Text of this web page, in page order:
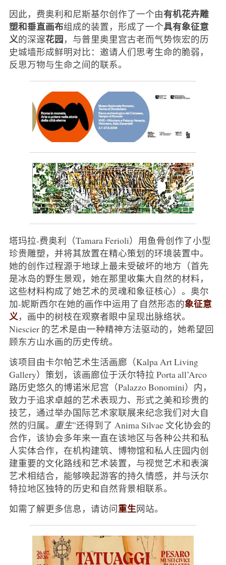
因此，费奥利和尼斯基尔创作了一个由有机花卉雕
塑和垂直画布组成的装置，形成了一个具有象征意
义的深邃花园，与普里奥里宫古老而气势恢宏的历
史城墙形成鲜明对比：邀请人们思考生命的脆弱，
反思万物与生命之间的联系。
塔玛拉-费奥利（Tamara Ferioli）用鱼骨创作了小型
珍贵雕塑，并将其放置在精心策划的环境装置中。
她的创作过程源于地球上最未受破坏的地方（首先
是冰岛的野生景观，她在那里收集大自然的材料，
这些材料构成了她艺术的灵魂和象征核心）。奥尔
加-妮斯西尔在她的画作中运用了自然形态的象征意
义，画中的树枝在观察者眼中呈现出脉络状。
Niescier 的艺术是由一种精神方法驱动的，她希望回
顾东方山水画的历史传统。
该项目由卡尔帕艺术生活画廊（Kalpa Art Living
Gallery）策划，该画廊位于沃尔特拉 Porta all’Arco
路历史悠久的博诺米尼宫（Palazzo Bonomini）内，
致力于追求卓越的艺术表现力、形式之美和珍贵的
技艺，通过举办国际艺术家联展来纪念我们对大自
然的归属。 重生"还得到了 Anima Silvae 文化协会的
合作，该协会多年来一直在该地区与各种公共和私
人实体合作，在机构建筑、博物馆和私人庄园内创
建重要的文化路线和艺术装置，与视觉艺术和表演
艺术相结合，能够唤起游客的持久情感，并与沃尔
特拉地区独特的历史和自然背景相联系。
如需了解更多信息，请访问重生网站。